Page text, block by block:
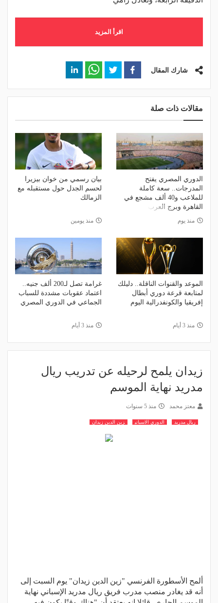
اقرأ المزيد
شارك المقال
مقالات ذات صلة
الدوري المصري يفتح
المدرجات.. سعة كاملة
للملاعب و40 ألف مشجع في
القاهرة وبرج العرب
منذ يوم
بيان رسمي من خوان بيزيرا
لحسم الجدل حول مستقبله مع
الزمالك
منذ يومين
الموعد والقنوات الناقلة.. دليلك
لمتابعة قرعة دوري أبطال
إفريقيا والكونفدرالية اليوم
منذ 3 أيام
غرامة تصل لـ200 ألف جنيه..
اعتماد عقوبات مشددة للسباب
الجماعي في الدوري المصري
منذ 3 أيام
زيدان يلمح لرحيله عن تدريب ريال
مدريد نهاية الموسم
معتز محمد منذ 5 سنوات
ريال مدريد الدوري الاسباني زين الدين زيدان
ألمح الأسطورة الفرنسي "زين الدين زيدان" يوم السبت إلى
أنه قد يغادر منصب مدرب فريق ريال مدريد الإسباني نهاية